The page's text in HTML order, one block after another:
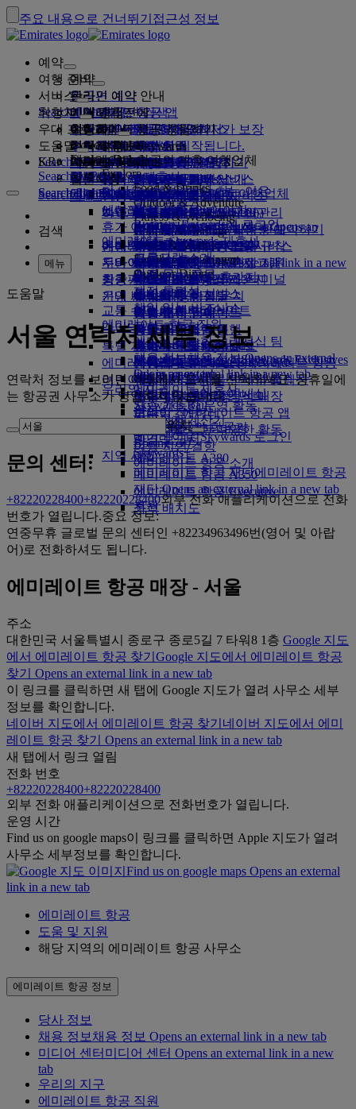
주요 내용으로 건너뛰기 접근성 정보
예약
예약
항공편 예약
항공편 검색
항공편 일정
특별 요금
특별 행사
최저가 파인더
여행 계획
호텔 예약
관광 및 활동
여행 서비스
송영송영 Opens an external link in a new
tab
두바이 연결 서비스
교통 수단
공항 교통편
렌터카 예약
제휴 항공사
온라인 예약 안내
에미레이트 항공 앱
에미레이트 항공 최저가 보장
좌석 선택
내 요금 잡아두기
에미레이트 항공 앱
Search flight
여행 준비
관리
예약 관리
예약 정보 찾아오기
예약 취소
예약 변경
좌석 선택
항공편 업그레이드
전용 운전기사 서비스 관리
몸이 불편한 분들의 여행 예약하기
온라인 체크인
체크인 옵션
항공편 상태
비행하기 전에
여행하기 전에
여행 정보
위험 품목 안내
규정 및 공지
건강
의료 정보 양식(MEDIF)
식이 정보
UAE에서 금지된 약물
두바이 국제공항
에미레이트 항공 제3터미널
터미널 간 이동
출발/도착 공항
셔틀 서비스
수하물
수하물 정보
수하물 정보
위탁 수하물
기내 수하물
추가 수하물 한도 구입
추가 위탁 수하물 허용 한도
두바이에서의 수하물 서비스
지연 또는 손상된 수하물
비자 및 여권
비자 요구 사항 검색
비자 및 여권 정보
USA 여행 허가
UAE 비자
Search flight
서비스
기내 경험
항공편에서 제공하는 서비스
기내 서비스
퍼스트 클래스
비즈니스 클래스
프리미엄 이코노미
이코노미 클래스
안락한 기내
기내 엔터테인먼트
ice에서 제공되는 프로그램
ice TV Live
기내 WiFi
어린이 엔터테인먼트
다이닝
퍼스트 클래스 기내식
비즈니스 클래스 기내식
프리미엄 이코노미 다이닝
이코노미 클래스 기내식
음료
에미레이트 항공의 항공기
Boeing 777
에미레이트 A380
에미레이트 항공 A350
에미레이트 항공 Executive
좌석 배치도
에미레이트 항공 경험하기
여기서부터 여행이 시작됩니다.
에미레이트 항공 경험하기
전용 운전기사 서비스
에미레이트 항공 서비스
계절별 행사
비접촉 여행
에미레이트 항공 라운지
퍼스트 클래스 라운지
비즈니스 클래스 라운지
전 세계 공항 라운지
제휴사 라운지
유료 라운지 이용
마르하바 라운지
에미레이트 항공에서 쇼핑
에미레이트 항공 면세점 컬렉션
에미레이트 항공 공식 매장
가족 여행
가족과 여행하기
가족 여행 계획
미동반 미성년자
임신
수하물 허용한도
어린이 및 유아용 요금 규칙
카시트 및 아기 침대
공항 서비스
기내 서비스
어린이 동반 여행
유아를 동반한 여행
유아 수하물 허용 한도
아동식 및 유아식
어린이를 위한 놀이
어린이용 엔터테인먼트
어린이 장난감
어린이를 위한 다양한 활동
Fly Better
Fly Better
더 나은 비행을 해야 하는 이유
당사 정보
당사 정보
에미레이트 항공의 이야기
미디어 센터미디어 센터 Opens an
external link in a new tab
그룹사
안전
재정 투명성
책임 있는 비즈니스
에미레이트 항공 직원
에미레이트 항공 리더십 팀
채용 정보채용 정보 Opens an external
link in a new tab
우리의 지구
지속 가능한 운영 활동
환경 정책
환경 보고서
지역 사회
에미레이트 항공 재단에미레이트 항공
재단 Opens an external link in a new tab
후원
Search flight
취항지
취항지
취항지
에미레이트 항공 취항지
아시아 및 태평양
미주
아프리카
유럽
중동
두바이 여행 정보
최근 추가된 취항지
헬싱키
항저우
다낭
선전
씨엠립
Explore Dubai
Explore Dubai
Explore
Food & Drinks
Outdoor & Adventure
Fitness & Wellbeing
Culture & Heritage
Beach & Marine
Family entertainment
Outdoor Dining
에미레이트 항공의 제휴 여행업체
항공 및 지상 제휴사
에미레이트 항공의 제휴 여행업체
콴타스 항공
flydubai
에미레이트 Skywards 제휴사
살펴보기
에미레이트 항공 도착지 보기
노선도
휴가 아이디어
해변 휴양지
자연 속 휴가지
유적지 및 문화 휴가지
도시 여행
미식 여행
Search flight
우대 프로그램
에미레이트 Skywards
에미레이트 Skywards에 가입
에미레이트 Skywards 소개
멤버십 등급
플라이두바이(flydubai)
현금+마일리지
디지털 멤버십 카드
마이 패밀리
마일리지 사용
마일리지 청구
마일리지 구매
마일리지 적립
Skywards Skysurfers
Skywards ExclusivesSkywards Exclusives
Opens an external link in a new tab
에미레이트 제휴사
Skywards Rail
마일리지 계산기
에미레이트 Skywards 로그인
Skywards+
Business Rewards
회사 등록
Business Rewards
회사 등록
Business Rewards에 로그인
혜택
프로그램 소개
자주 묻는 질문
Search flight
도움말
지원 및 문의
지원 및 문의
지원 및 문의
변경 또는 취소
비자 및 여권 도움말
피드백 또는 불만 접수
수하물 지연 또는 손상 지원
두바이 연결 서비스
운영 변경 사항
최근 여행 업데이트
항공편 상태 확인
특별 지원
몸이 불편한 분들의 에미레이트 항공
여행
특별 지원 및 요청
질문사항
자주 묻는 질문
자주 묻는 질문
에미레이트 항공 예약
네트워크 및 공동운항
다른 상품
특별 지원 및 요청
수하물 및 분실물
여행 준비
공항 서비스
에미레이트 Skywards
에미레이트 Business Rewards
객실 내 경험
도구 및 자료
모바일 - 에미레이트 항공 앱
예약 취소 또는 변경
여행 지연/결항
에미레이트 항공 소개
Search flight
KR
검색
메뉴
도움말
서울 연락처 세부 정보
연락처 정보를 보려면 아래에서 도시를 선택하세요. 공휴일에
는 항공권 사무소가 영업하지 않습니다.
위치
문의 센터:
+82220228400+82220228400외부 전화 애플리케이션으로 전화
번호가 열립니다.중요 정보:
연중무휴 글로벌 문의 센터인 +82234963496번(영어 및 아랍
어)로 전화하셔도 됩니다.
에미레이트 항공 매장 - 서울
주소
대한민국 서울특별시 종로구 종로5길 7 타워8 1층 Google 지도
에서 에미레이트 항공 찾기 Google 지도에서 에미레이트 항공
찾기 Opens an external link in a new tab
이 링크를 클릭하면 새 탭에 Google 지도가 열려 사무소 세부
정보를 확인합니다.
네이버 지도에서 에미레이트 항공 찾기 네이버 지도에서 에미
레이트 항공 찾기 Opens an external link in a new tab
새 탭에서 링크 열림
전화 번호
+82220228400+82220228400
외부 전화 애플리케이션으로 전화번호가 열립니다.
운영 시간
Find us on google maps이 링크를 클릭하면 Apple 지도가 열려
사무소 세부정보를 확인합니다.
Find us on google maps Opens an external
link in a new tab
에미레이트 항공
도움 및 지원
해당 지역의 에미레이트 항공 사무소
에미레이트 항공 정보
당사 정보
채용 정보 채용 정보 Opens an external link in a new tab
미디어 센터 미디어 센터 Opens an external link in a new
tab
우리의 지구
에미레이트 항공 직원